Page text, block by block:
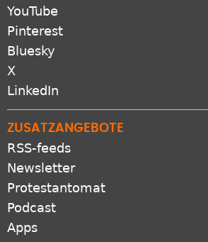
YouTube
Pinterest
Bluesky
X
LinkedIn
ZUSATZANGEBOTE
RSS-feeds
Newsletter
Protestantomat
Podcast
Apps